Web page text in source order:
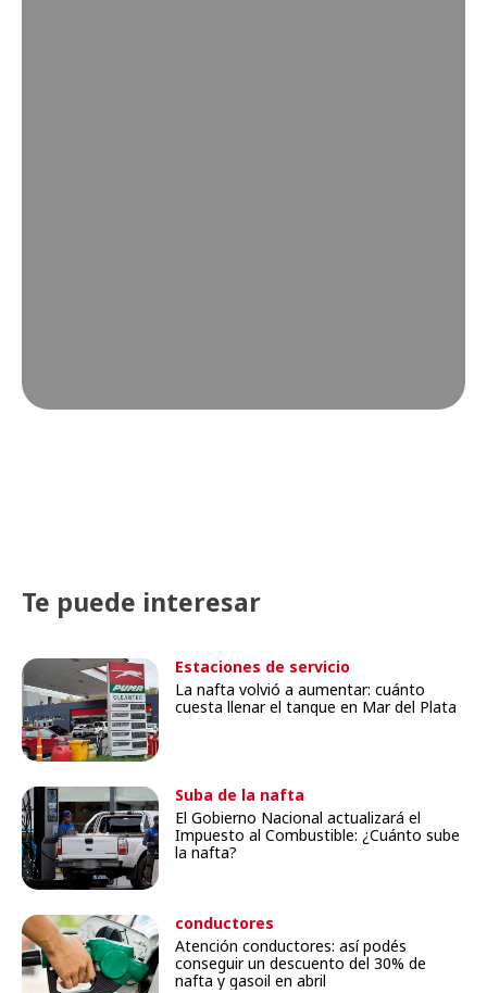
Te puede interesar
Estaciones de servicio
La nafta volvió a aumentar: cuánto
cuesta llenar el tanque en Mar del Plata
Suba de la nafta
El Gobierno Nacional actualizará el
Impuesto al Combustible: ¿Cuánto sube
la nafta?
conductores
Atención conductores: así podés
conseguir un descuento del 30% de
nafta y gasoil en abril